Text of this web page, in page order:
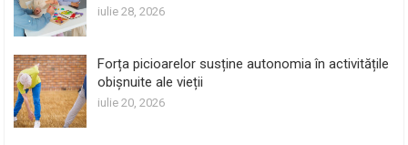
iulie 28, 2026
Forța picioarelor susține autonomia în activitățile
obișnuite ale vieții
iulie 20, 2026